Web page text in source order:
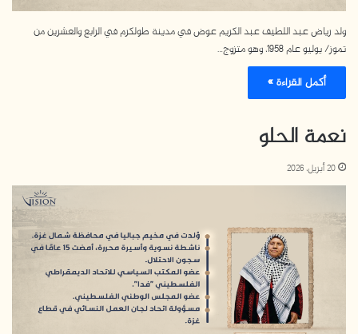
ولد رياض عبد اللطيف عبد الكريم عوض في مدينة طولكرم في الرابع والعشرين من
تموز/ يوليو عام 1958، وهو متزوج…
أكمل القراءة »
نعمة الحلو
20 أبريل، 2026